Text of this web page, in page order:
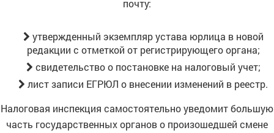
почту:
утвержденный экземпляр устава юрлица в новой
редакции с отметкой от регистрирующего органа;
свидетельство о постановке на налоговый учет;
лист записи ЕГРЮЛ о внесении изменений в реестр.
Налоговая инспекция самостоятельно уведомит большую
часть государственных органов о произошедшей смене